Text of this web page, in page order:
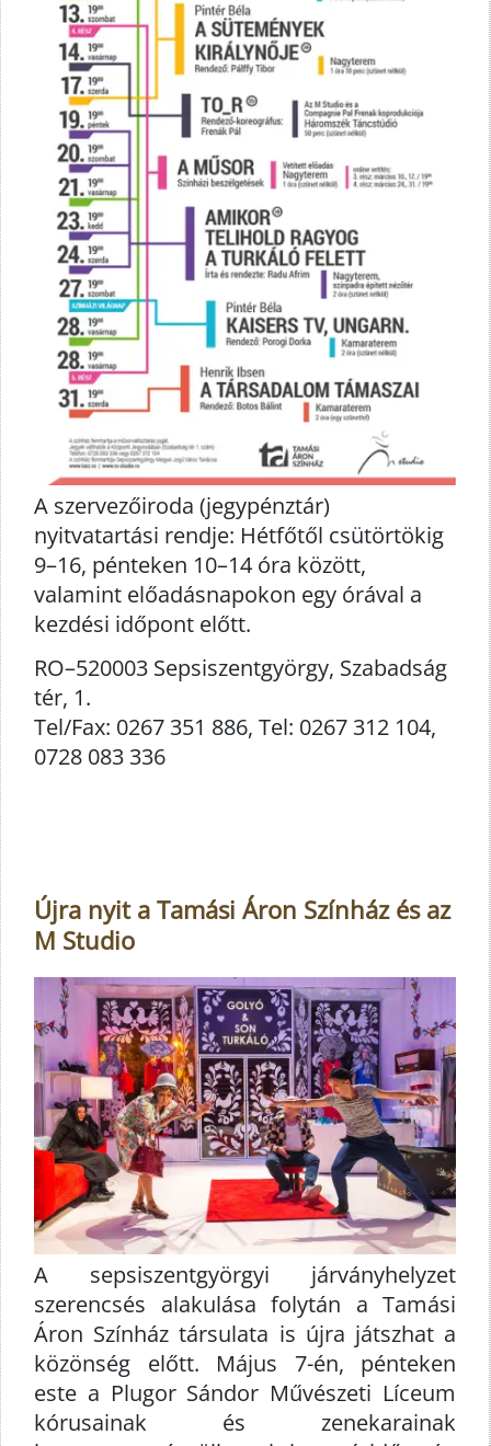
A szervezőiroda (jegypénztár)
nyitvatartási rendje: Hétfőtől csütörtökig
9–16, pénteken 10–14 óra között,
valamint előadásnapokon egy órával a
kezdési időpont előtt.
RO–520003 Sepsiszentgyörgy, Szabadság
tér, 1.
Tel/Fax: 0267 351 886, Tel: 0267 312 104,
0728 083 336
Újra nyit a Tamási Áron Színház és az
M Studio
A sepsiszentgyörgyi járványhelyzet
szerencsés alakulása folytán a Tamási
Áron Színház társulata is újra játszhat a
közönség előtt. Május 7-én, pénteken
este a Plugor Sándor Művészeti Líceum
kórusainak és zenekarainak